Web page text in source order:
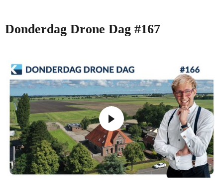
Donderdag Drone Dag #167